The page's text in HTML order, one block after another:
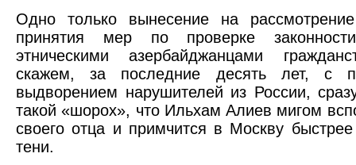
Одно только вынесение на
принятия мер по проверке
этническими азербайджанцами
скажем, за последние десять лет, с
выдворением нарушителей из России,
такой «шорох», что Ильхам Алиев мигом
своего отца и примчится в Москву быстрее
тени.